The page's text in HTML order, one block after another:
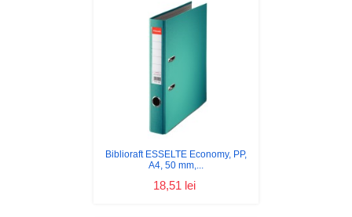
Biblioraft ESSELTE Economy, PP,
A4, 50 mm,...
18,51 lei